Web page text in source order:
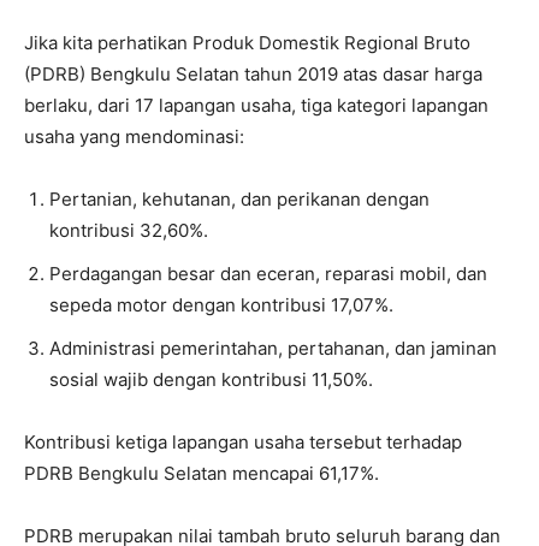
Jika kita perhatikan Produk Domestik Regional Bruto
(PDRB) Bengkulu Selatan tahun 2019 atas dasar harga
berlaku, dari 17 lapangan usaha, tiga kategori lapangan
usaha yang mendominasi:
Pertanian, kehutanan, dan perikanan dengan
kontribusi 32,60%.
Perdagangan besar dan eceran, reparasi mobil, dan
sepeda motor dengan kontribusi 17,07%.
Administrasi pemerintahan, pertahanan, dan jaminan
sosial wajib dengan kontribusi 11,50%.
Kontribusi ketiga lapangan usaha tersebut terhadap
PDRB Bengkulu Selatan mencapai 61,17%.
PDRB merupakan nilai tambah bruto seluruh barang dan